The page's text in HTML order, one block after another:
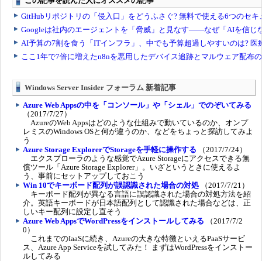
Windows Server Insider フォーラム 新着記事
Azure Web Appsの中を「コンソール」や「シェル」でのぞいてみる
（2017/7/27）
AzureのWeb Appsはどのような仕組みで動いているのか、オンプ
レミスのWindows OSと何が違うのか、などをちょっと探訪してみよ
う
Azure Storage ExplorerでStorageを手軽に操作する （2017/7/24）
エクスプローラのような感覚でAzure Storageにアクセスできる無
償ツール「Azure Storage Explorer」。いざというときに使えるよ
う、事前にセットアップしておこう
Win 10でキーボード配列が誤認識された場合の対処 （2017/7/21）
キーボード配列が異なる言語に誤認識された場合の対処方法を紹
介。英語キーボードが日本語配列として認識された場合などは、正
しいキー配列に設定し直そう
Azure Web AppsでWordPressをインストールしてみる （2017/7/2
0）
これまでのIaaSに続き、Azureの大きな特徴といえるPaaSサービ
ス、Azure App Serviceを試してみた！ まずはWordPressをインストー
ルしてみる